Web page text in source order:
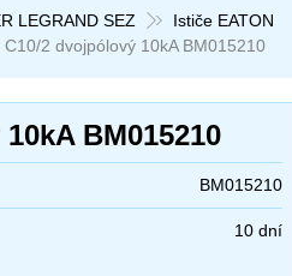
LEGRAND SEZ
Ističe EATON
C10/2 dvojpólový 10kA BM015210
BM015210
BM015210
10 dní